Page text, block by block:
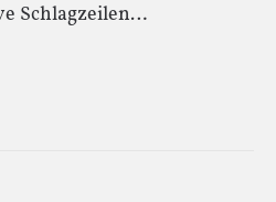
Schlagzeilen…